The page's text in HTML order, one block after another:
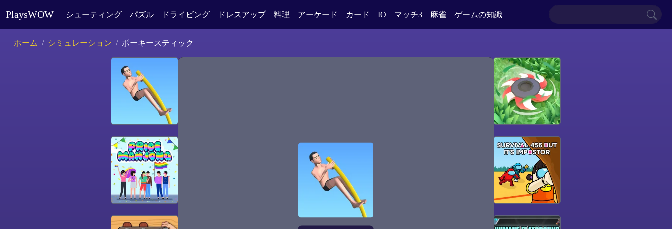
PlaysWOW シューティング パズル ドライビング ドレスアップ 料理 アーケード カード IO マッチ3 麻雀 ゲームの知識
ホーム シミュレーション ポーキースティック